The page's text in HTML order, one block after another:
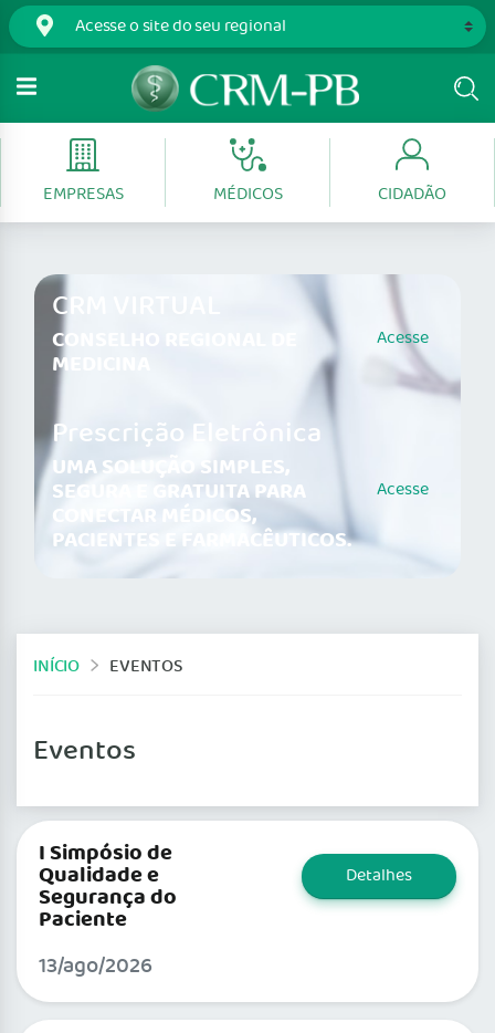
EMPRESAS MÉDICOS CIDADÃO
CRM VIRTUAL
CONSELHO REGIONAL DE
MEDICINA
Acesse
Prescrição Eletrônica
UMA SOLUÇÃO SIMPLES,
SEGURA E GRATUITA PARA
CONECTAR MÉDICOS,
PACIENTES E FARMACÊUTICOS.
Acesse
INÍCIO EVENTOS
Eventos
I Simpósio de
Qualidade e
Segurança do
Paciente
13/ago/2026
Detalhes